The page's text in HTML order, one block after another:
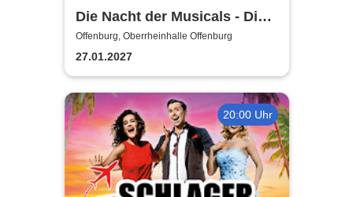
Die Nacht der Musicals - Die
erfolgreichste Musicalgala
aller Zeiten
Offenburg, Oberrheinhalle Offenburg
27.01.2027
20:00 Uhr